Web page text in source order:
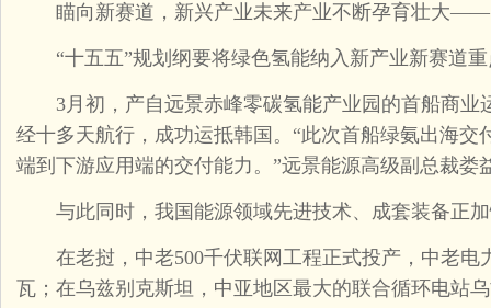
瞄向新赛道，新兴产业未来产业不断孕育壮大——
“十五五”规划纲要将绿色氢能纳入新产业新赛道重
3月初，产自远景赤峰零碳氢能产业园的首船商业
经十多天航行，成功运抵韩国。“此次首船绿氨出海交
端到下游应用端的交付能力。”远景能源高级副总裁娄
与此同时，我国能源领域先进技术、成套装备正加
在老挝，中老500千伏联网工程正式投产，中老电
瓦；在乌兹别克斯坦，中亚地区最大的联合循环电站